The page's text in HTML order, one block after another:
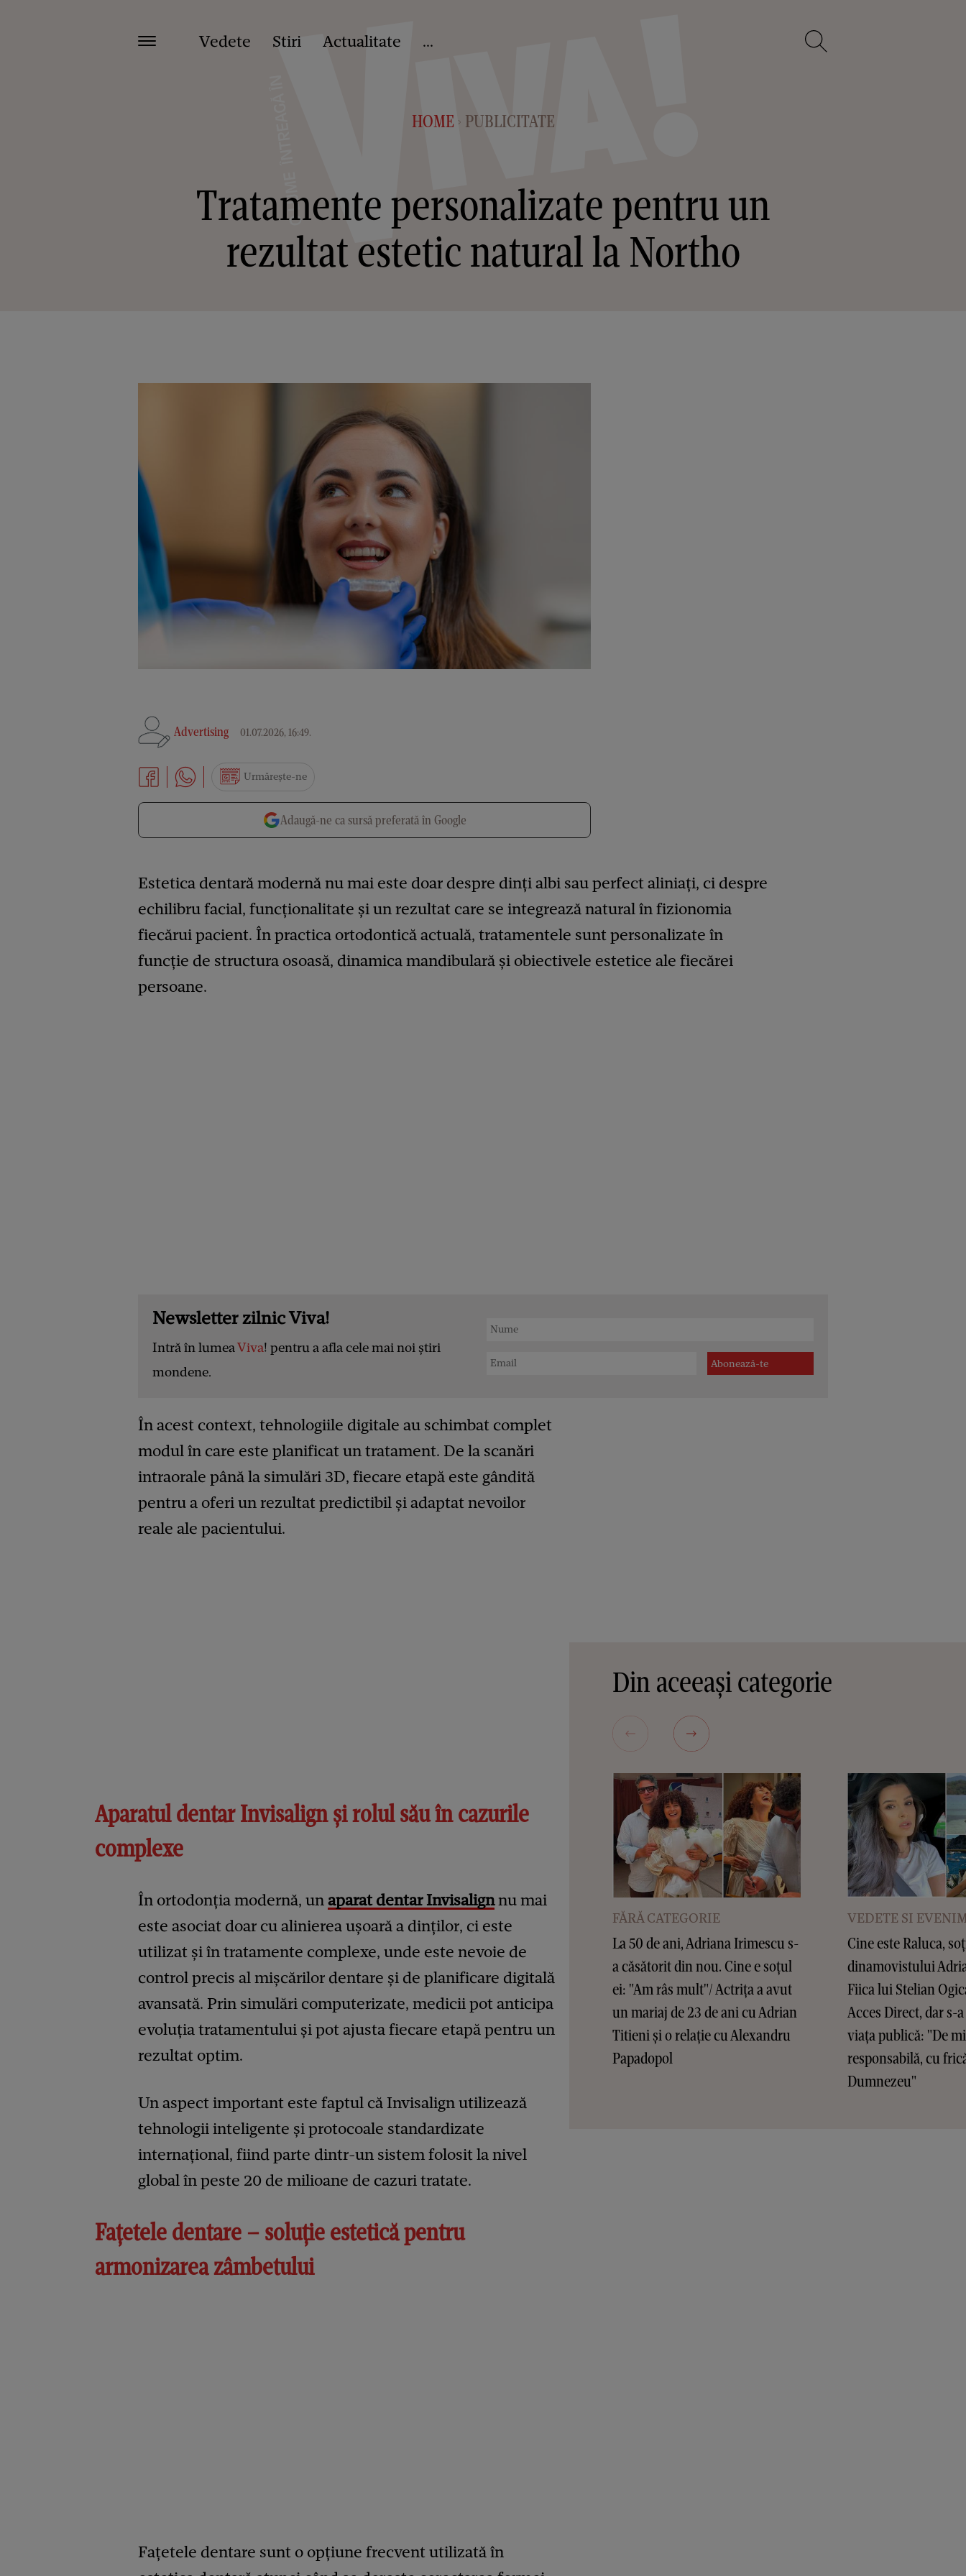
Vedete Stiri Actualitate ...
HOME > PUBLICITATE
Tratamente personalizate pentru un
rezultat estetic natural la Northo
Advertising 01.07.2026, 16:49.
Urmărește-ne
Adaugă-ne ca sursă preferată în Google
Estetica dentară modernă nu mai este doar despre dinți albi sau perfect aliniați, ci despre
echilibru facial, funcționalitate și un rezultat care se integrează natural în fizionomia
fiecărui pacient. În practica ortodontică actuală, tratamentele sunt personalizate în
funcție de structura osoasă, dinamica mandibulară și obiectivele estetice ale fiecărei
persoane.
Newsletter zilnic Viva!
Intră în lumeaViva! pentru a afla cele mai noi știri
mondene.
În acest context, tehnologiile digitale au schimbat complet
modul în care este planificat un tratament. De la scanări
intraorale până la simulări 3D, fiecare etapă este gândită
pentru a oferi un rezultat predictibil și adaptat nevoilor
reale ale pacientului.
Aparatul dentar Invisalign și rolul său în cazurile
complexe
În ortodonția modernă, unaparat dentar Invisalignnu mai
este asociat doar cu alinierea ușoară a dinților, ci este
utilizat și în tratamente complexe, unde este nevoie de
control precis al mișcărilor dentare și de planificare digitală
avansată. Prin simulări computerizate, medicii pot anticipa
evoluția tratamentului și pot ajusta fiecare etapă pentru un
rezultat optim.
Un aspect important este faptul că Invisalign utilizează
tehnologii inteligente și protocoale standardizate
internațional, fiind parte dintr-un sistem folosit la nivel
global în peste 20 de milioane de cazuri tratate.
Fațetele dentare – soluție estetică pentru
armonizarea zâmbetului
Fațetele dentare sunt o opțiune frecvent utilizată în
Din aceeași categorie
FĂRĂ CATEGORIE
La 50 de ani, Adriana Irimescu s-
a căsătorit din nou. Cine e soțul
ei: "Am râs mult"/ Actrița a avut
un mariaj de 23 de ani cu Adrian
Titieni și o relație cu Alexandru
Papadopol
VEDETE SI
Cine este Raluca,
dinamovistului
Fiica lui Stelian
Acces Direct, dar s-
viața publică: "De
responsabilă, cu
Dumnezeu"